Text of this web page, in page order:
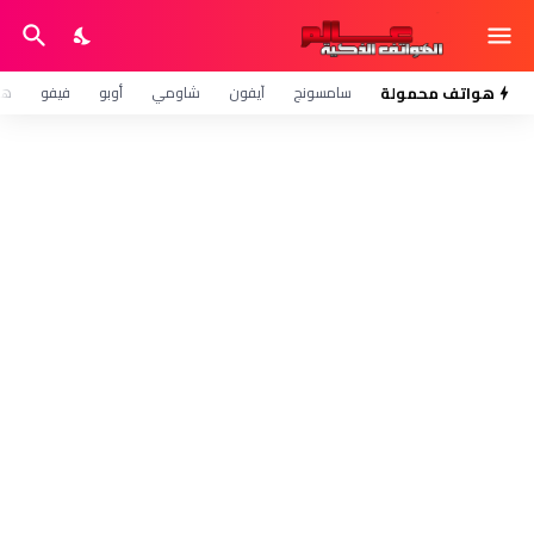
هواتف محمولة سامسونج آيفون شاومي أوبو فيفو